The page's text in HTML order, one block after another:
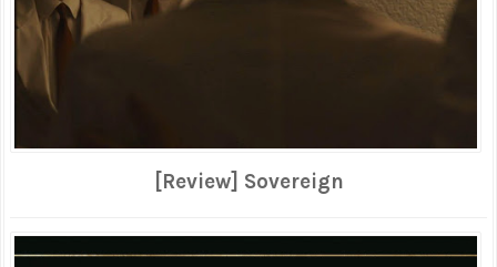
[Review] Sovereign